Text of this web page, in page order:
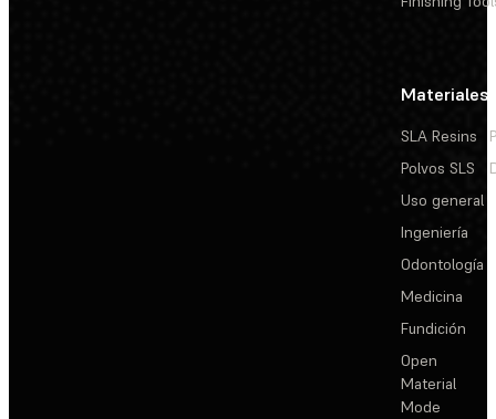
Materiales
SLA Resins
Polvos SLS
Uso general
Ingeniería
Odontología
Medicina
Fundición
Open
Material
Mode